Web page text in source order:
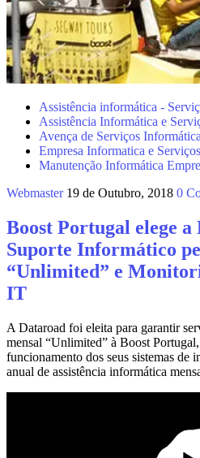
Assistência informática -
Assistência Informática e
Avença de Serviços Informática
Empresa Informatica e
Manutenção Informática
Webmaster 19 de Outubro, 2018 0
Boost Portugal elege a
Suporte Informático
“Unlimited” e
IT
A Dataroad foi eleita para garantir
mensal “Unlimited” à Boost
funcionamento dos seus sistemas de
anual de assistência informática